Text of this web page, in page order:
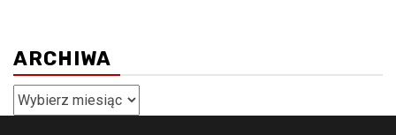
ARCHIWA
Archiwa